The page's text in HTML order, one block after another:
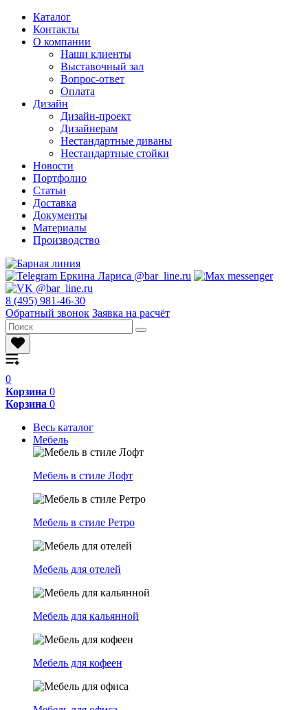
Каталог
Контакты
О компании
Наши клиенты
Выставочный зал
Вопрос-ответ
Оплата
Дизайн
Дизайн-проект
Дизайнерам
Нестандартные диваны
Нестандартные стойки
Новости
Портфолио
Статьи
Доставка
Документы
Материалы
Производство
8 (495) 981-46-30
Обратный звонок Заявка на расчёт
0
Корзина 0
Корзина 0
Весь каталог
Мебель
Мебель в стиле Лофт
Мебель в стиле Ретро
Мебель для отелей
Мебель для кальянной
Мебель для кофеен